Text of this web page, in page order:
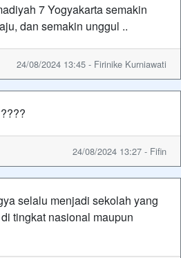
7 Yogyakarta semakin
dan semakin unggul ..
24/08/2024 13:45 - Firinike Kurniawati
24/08/2024 13:27 - Fifin
selalu menjadi sekolah yang
tingkat nasional maupun